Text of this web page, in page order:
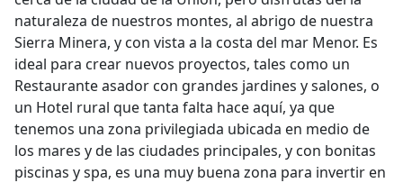
naturaleza de nuestros montes, al abrigo de nuestra
Sierra Minera, y con vista a la costa del mar Menor. Es
ideal para crear nuevos proyectos, tales como un
Restaurante asador con grandes jardines y salones, o
un Hotel rural que tanta falta hace aquí, ya que
tenemos una zona privilegiada ubicada en medio de
los mares y de las ciudades principales, y con bonitas
piscinas y spa, es una muy buena zona para invertir en